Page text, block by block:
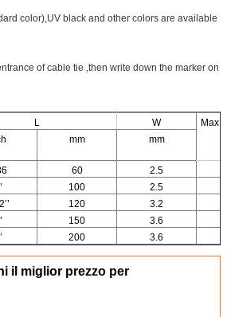
color),UV black and other colors are available
of cable tie ,then write down the marker on
L W
Max
mm mm
60
2.5
100
2.5
120
3.2
150
3.6
200 3.6
il miglior prezzo per